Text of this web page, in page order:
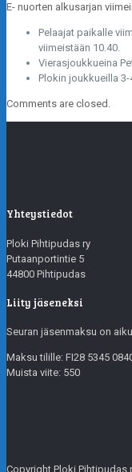
E- nuorten alkusarjan
Pelaajat paikalle
viimeistään 10.40.
Vierasjoukkueina
Plokin joukkueilla 3-
Comments are closed.
Yhteystiedot
Ploki Pihtipudas ry
Putaanportintie 5
44800 Pihtipudas
Liity jäseneksi
Seuran jäsenmaksu on
Maksu tilille: FI28 5345
Muista viite: 550
Copyright Ploki Pihtipudas